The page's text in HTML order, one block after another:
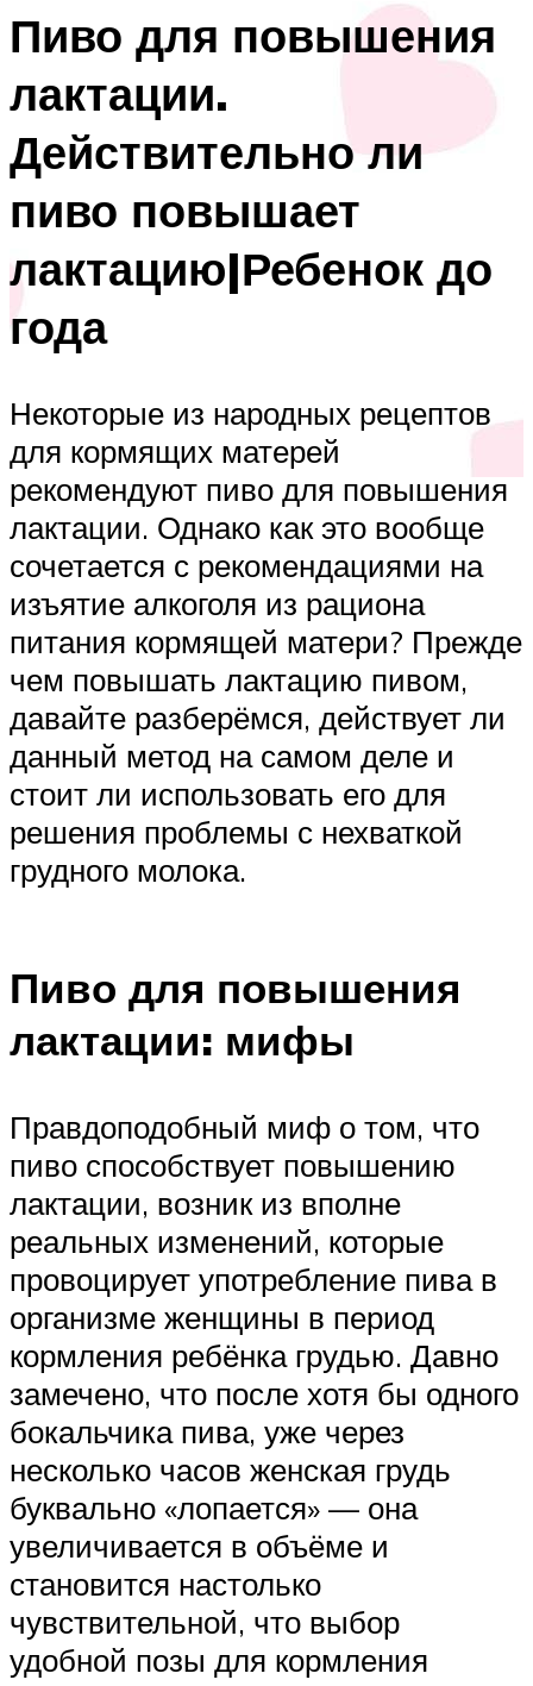
Пиво для повышения
лактации.
Действительно ли
пиво повышает
лактацию|Ребенок до
года
Некоторые из народных рецептов
для кормящих матерей
рекомендуют пиво для повышения
лактации. Однако как это вообще
сочетается с рекомендациями на
изъятие алкоголя из рациона
питания кормящей матери? Прежде
чем повышать лактацию пивом,
давайте разберёмся, действует ли
данный метод на самом деле и
стоит ли использовать его для
решения проблемы с нехваткой
грудного молока.
Пиво для повышения
лактации: мифы
Правдоподобный миф о том, что
пиво способствует повышению
лактации, возник из вполне
реальных изменений, которые
провоцирует употребление пива в
организме женщины в период
кормления ребёнка грудью. Давно
замечено, что после хотя бы одного
бокальчика пива, уже через
несколько часов женская грудь
буквально «лопается» — она
увеличивается в объёме и
становится настолько
чувствительной, что выбор
удобной позы для кормления